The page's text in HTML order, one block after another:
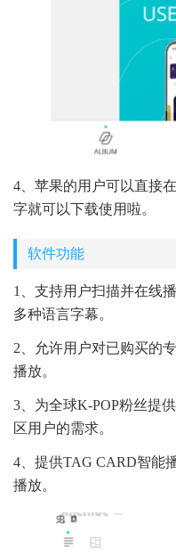
4、苹果的用户可以直接
字就可以下载使用啦。
软件功能
1、支持用户扫描并在线
多种语言字幕。
2、允许用户对已购买的
播放。
3、为全球K-POP粉丝提
区用户的需求。
4、提供TAG CARD智能
播放。